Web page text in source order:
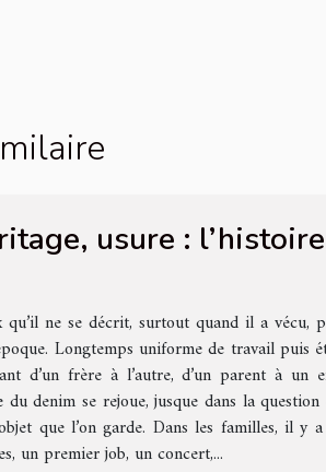
usure :
ne se décrit, surtout quand il a vécu,
Longtemps uniforme de travail
d’un frère à l’autre, d’un parent à un
denim se rejoue, jusque dans la
que l’on garde. Dans les familles, il y
un premier job, un concert,...